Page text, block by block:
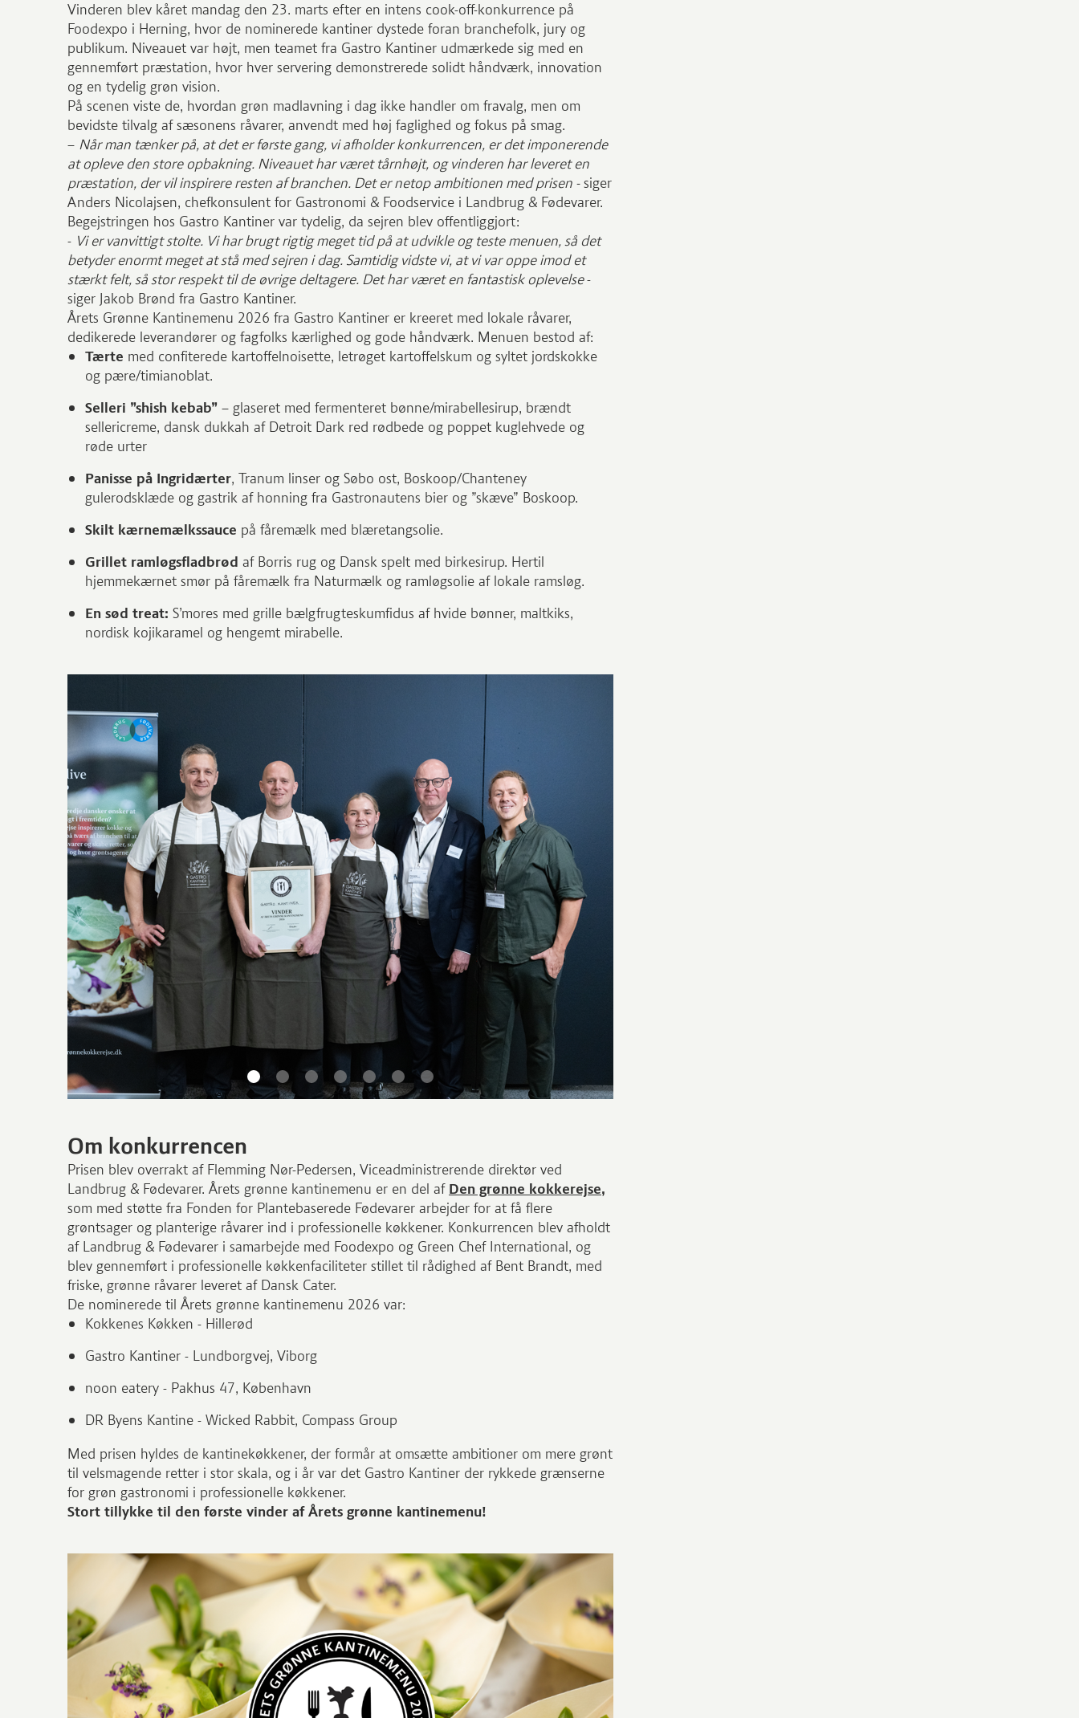
Vinderen blev kåret mandag den 23. marts efter en intens cook-off-konkurrence på
Foodexpo i Herning, hvor de nominerede kantiner dystede foran branchefolk, jury og
publikum. Niveauet var højt, men teamet fra Gastro Kantiner udmærkede sig med en
gennemført præstation, hvor hver servering demonstrerede solidt håndværk, innovation
og en tydelig grøn vision.
På scenen viste de, hvordan grøn madlavning i dag ikke handler om fravalg, men om
bevidste tilvalg af sæsonens råvarer, anvendt med høj faglighed og fokus på smag.
– Når man tænker på, at det er første gang, vi afholder konkurrencen, er det imponerende
at opleve den store opbakning. Niveauet har været tårnhøjt, og vinderen har leveret en
præstation, der vil inspirere resten af branchen. Det er netop ambitionen med prisen -siger
Anders Nicolajsen, chefkonsulent for Gastronomi & Foodservice i Landbrug & Fødevarer.
Begejstringen hos Gastro Kantiner var tydelig, da sejren blev offentliggjort:
- Vi er vanvittigt stolte. Vi har brugt rigtig meget tid på at udvikle og teste menuen, så det
betyder enormt meget at stå med sejren i dag. Samtidig vidste vi, at vi var oppe imod et
stærkt felt, så stor respekt til de øvrige deltagere. Det har været en fantastisk oplevelse-
siger Jakob Brønd fra Gastro Kantiner.
Årets Grønne Kantinemenu 2026 fra Gastro Kantiner er kreeret med lokale råvarer,
dedikerede leverandører og fagfolks kærlighed og gode håndværk. Menuen bestod af:
Tærte med confiterede kartoffelnoisette, letrøget kartoffelskum og syltet jordskokke
og pære/timianoblat.
Selleri ”shish kebab” – glaseret med fermenteret bønne/mirabellesirup, brændt
sellericreme, dansk dukkah af Detroit Dark red rødbede og poppet kuglehvede og
røde urter
Panisse på Ingridærter, Tranum linser og Søbo ost, Boskoop/Chanteney
gulerodsklæde og gastrik af honning fra Gastronautens bier og ”skæve” Boskoop.
Skilt kærnemælkssauce på fåremælk med blæretangsolie.
Grillet ramløgsfladbrød af Borris rug og Dansk spelt med birkesirup. Hertil
hjemmekærnet smør på fåremælk fra Naturmælk og ramløgsolie af lokale ramsløg.
En sød treat: S’mores med grille bælgfrugteskumfidus af hvide bønner, maltkiks,
nordisk kojikaramel og hengemt mirabelle.
Om konkurrencen
Prisen blev overrakt af Flemming Nør-Pedersen, Viceadministrerende direktør ved
Landbrug & Fødevarer. Årets grønne kantinemenu er en del af Den grønne kokkerejse,
som med støtte fra Fonden for Plantebaserede Fødevarer arbejder for at få flere
grøntsager og planterige råvarer ind i professionelle køkkener. Konkurrencen blev afholdt
af Landbrug & Fødevarer i samarbejde med Foodexpo og Green Chef International, og
blev gennemført i professionelle køkkenfaciliteter stillet til rådighed af Bent Brandt, med
friske, grønne råvarer leveret af Dansk Cater.
De nominerede til Årets grønne kantinemenu 2026 var:
Kokkenes Køkken - Hillerød
Gastro Kantiner - Lundborgvej, Viborg
noon eatery - Pakhus 47, København
DR Byens Kantine - Wicked Rabbit, Compass Group
Med prisen hyldes de kantinekøkkener, der formår at omsætte ambitioner om mere grønt
til velsmagende retter i stor skala, og i år var det Gastro Kantiner der rykkede grænserne
for grøn gastronomi i professionelle køkkener.
Stort tillykke til den første vinder af Årets grønne kantinemenu!